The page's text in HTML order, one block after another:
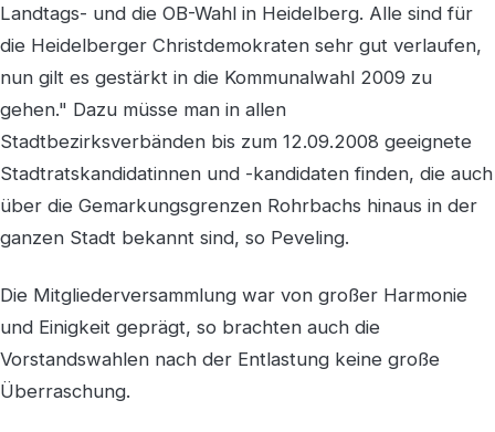
Landtags- und die OB-Wahl in Heidelberg. Alle sind für
die Heidelberger Christdemokraten sehr gut verlaufen,
nun gilt es gestärkt in die Kommunalwahl 2009 zu
gehen." Dazu müsse man in allen
Stadtbezirksverbänden bis zum 12.09.2008 geeignete
Stadtratskandidatinnen und -kandidaten finden, die auch
über die Gemarkungsgrenzen Rohrbachs hinaus in der
ganzen Stadt bekannt sind, so Peveling.
Die Mitgliederversammlung war von großer Harmonie
und Einigkeit geprägt, so brachten auch die
Vorstandswahlen nach der Entlastung keine große
Überraschung.